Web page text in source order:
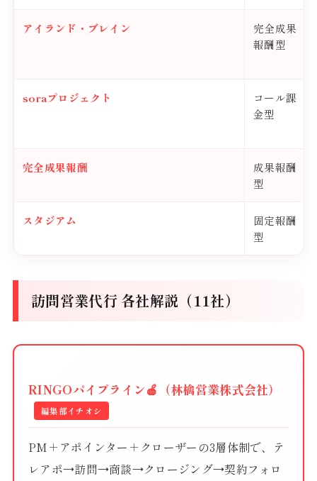
アイランド・ブレイン
完全成果
報酬型
soraプロジェクト
コール課
金型
完全成果報酬
成果報酬
型
スタジアム
固定報酬
型
訪問営業代行 各社解説（11社）
RINGOパイプライン🍎（林檎営業株式会社）
編集部イチオシ
PM＋アポインター＋クローザーの3層体制で、テ
レアポ→訪問→商談→クロージング→契約フォロ